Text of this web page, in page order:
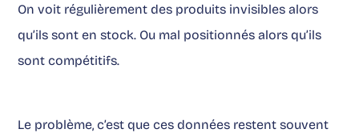
On voit régulièrement des produits invisibles alors
qu’ils sont en stock. Ou mal positionnés alors qu’ils
sont compétitifs.
Le problème, c’est que ces données restent souvent